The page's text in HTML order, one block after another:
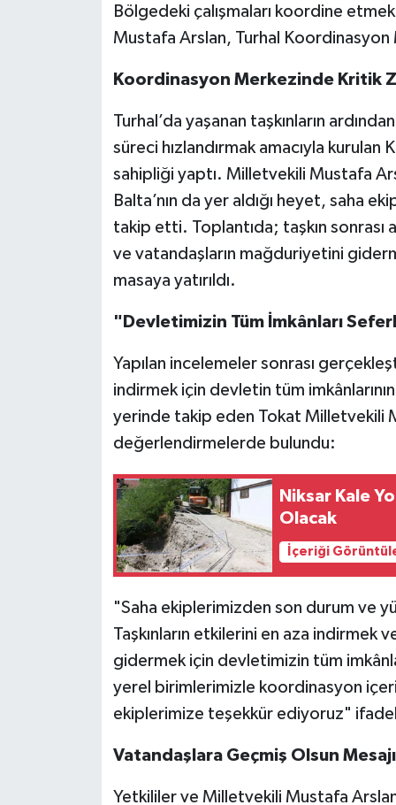
Bölgedeki çalışmaları koordine
Mustafa Arslan, Turhal
Koordinasyon Merkezinde Kritik
Turhal’da yaşanan taşkınların
süreci hızlandırmak amacıyla
sahipliği yaptı. Milletvekili Mustafa
Balta’nın da yer aldığı heyet, saha
takip etti. Toplantıda; taşkın sonrası
ve vatandaşların mağduriyetini
masaya yatırıldı.
"Devletimizin Tüm İmkânları
Yapılan incelemeler sonrası
indirmek için devletin tüm
yerinde takip eden Tokat Milletvekili
değerlendirmelerde bulundu:
Niksar Kale
Olacak
İçeriği
"Saha ekiplerimizden son durum ve
Taşkınların etkilerini en aza indirmek
gidermek için devletimizin tüm
yerel birimlerimizle koordinasyon
ekiplerimize teşekkür ediyoruz"
Vatandaşlara Geçmiş Olsun Mesajı
Yetkililer ve Milletvekili Mustafa